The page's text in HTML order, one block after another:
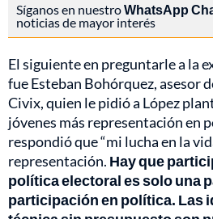
Síganos en nuestroWhatsApp
noticias de mayor interés
El siguiente en preguntarle a la
fue Esteban Bohórquez, asesor
Civix, quien le pidió a López
jóvenes más representación en
respondió que “mi lucha en la
representación. Hay que
política electoral es solo una
participación en política. Las